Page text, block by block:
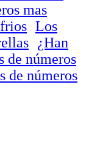
mas
Los
¿Han
de números
de números